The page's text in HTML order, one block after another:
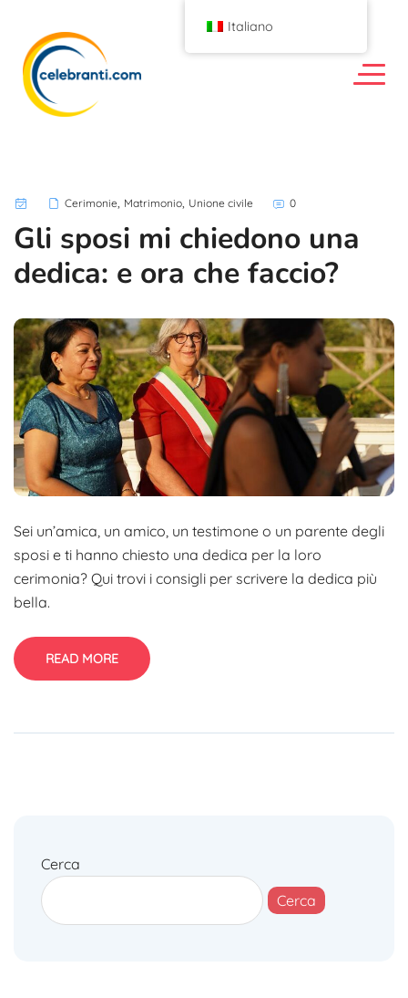
Cerimonie, Matrimonio, Unione civile 0
Gli sposi mi chiedono una
dedica: e ora che faccio?
Sei un’amica, un amico, un testimone o un parente degli
sposi e ti hanno chiesto una dedica per la loro
cerimonia? Qui trovi i consigli per scrivere la dedica più
bella.
READ MORE
Cerca
Cerca
Italiano